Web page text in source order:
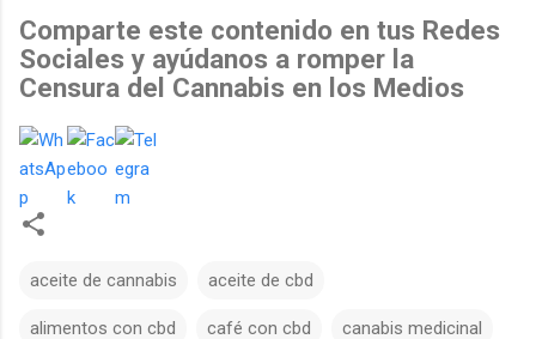
Comparte este contenido en tus Redes
Sociales y ayúdanos a romper la
Censura del Cannabis en los Medios
aceite de cannabis aceite de cbd
alimentos con cbd café con cbd canabis medicinal